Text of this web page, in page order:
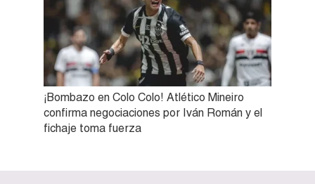
¡Bombazo en Colo Colo! Atlético Mineiro
confirma negociaciones por Iván Román y el
fichaje toma fuerza